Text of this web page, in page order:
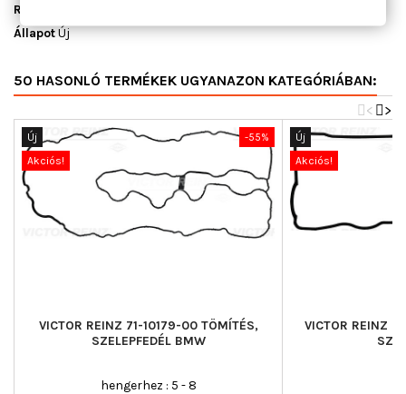
Raktáron
ÁllapotÚj
50 HASONLÓ TERMÉKEK UGYANAZON KATEGÓRIÁBAN:
>
<
-55%
Új
Akciós!
VICTOR REINZ 71-10179-00 TÖMÍTÉS,
SZELEPFEDÉL BMW
hengerhez : 5 - 8
Új
Akciós!
VICTOR REINZ